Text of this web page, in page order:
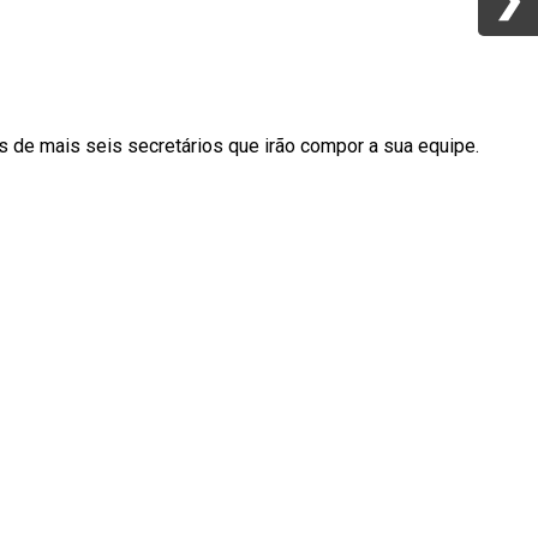
de mais seis secretários que irão compor a sua equipe.